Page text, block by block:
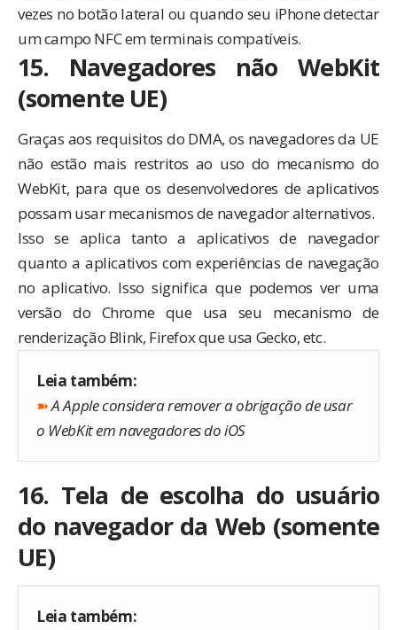
vezes no botão lateral ou quando seu iPhone detectar
um campo NFC em terminais compatíveis.
15. Navegadores não WebKit
(somente UE)
Graças aos requisitos do DMA, os navegadores da UE
não estão mais restritos ao uso do mecanismo do
WebKit, para que os desenvolvedores de aplicativos
possam usar mecanismos de navegador alternativos.
Isso se aplica tanto a aplicativos de navegador
quanto a aplicativos com experiências de navegação
no aplicativo. Isso significa que podemos ver uma
versão do Chrome que usa seu mecanismo de
renderização Blink, Firefox que usa Gecko, etc.
Leia também:
➽A Apple considera remover a obrigação de usar
o WebKit em navegadores do iOS
16. Tela de escolha do usuário
do navegador da Web (somente
UE)
Leia também: